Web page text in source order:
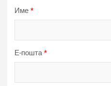
Име *
Е-пошта*